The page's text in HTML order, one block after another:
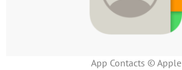
App Contacts © Apple